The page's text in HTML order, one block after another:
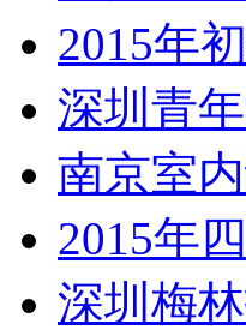
2015年
深圳青
南京室
2015年
深圳梅